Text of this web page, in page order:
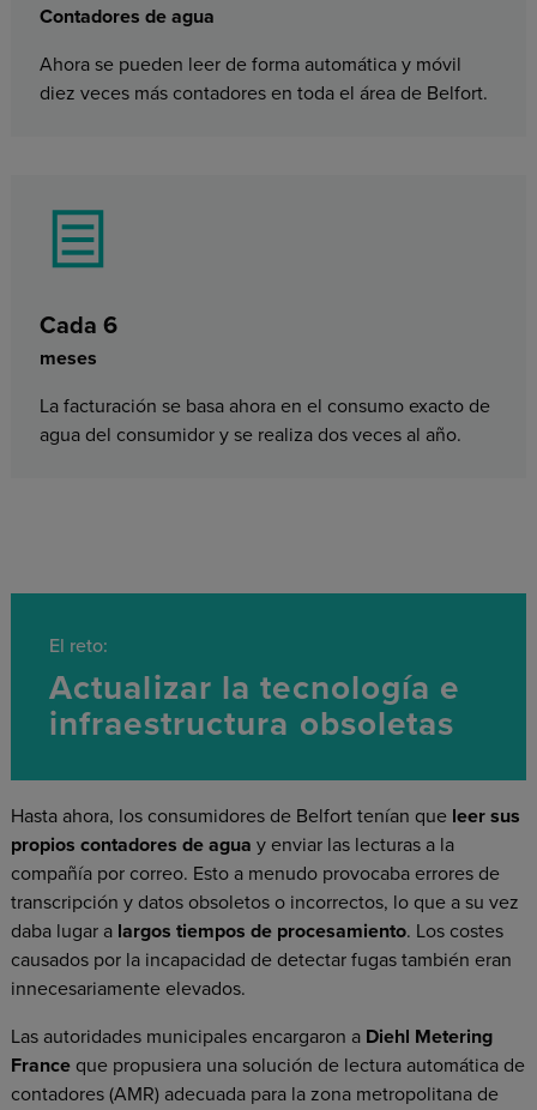
Contadores de agua
Ahora se pueden leer de forma automática y móvil
diez veces más contadores en toda el área de Belfort.
Cada 6
meses
La facturación se basa ahora en el consumo exacto de
agua del consumidor y se realiza dos veces al año.
El reto:
Actualizar la tecnología e
infraestructura obsoletas
Hasta ahora, los consumidores de Belfort tenían que leer sus
propios contadores de agua y enviar las lecturas a la
compañía por correo. Esto a menudo provocaba errores de
transcripción y datos obsoletos o incorrectos, lo que a su vez
daba lugar a largos tiempos de procesamiento. Los costes
causados por la incapacidad de detectar fugas también eran
innecesariamente elevados.
Las autoridades municipales encargaron a Diehl Metering
Franceque propusiera una solución de lectura automática de
contadores (AMR) adecuada para la zona metropolitana de